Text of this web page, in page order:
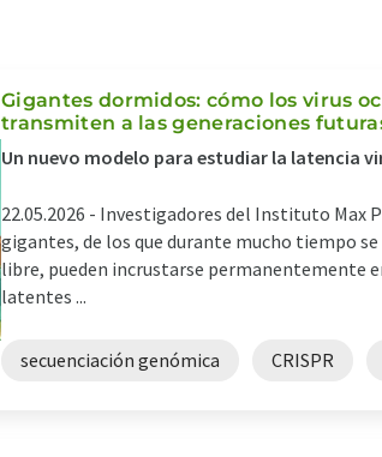
Gigantes dormidos: cómo los virus
transmiten a las generaciones
Un nuevo modelo para estudiar la latencia
22.05.2026 - Investigadores del Instituto Max
gigantes, de los que durante mucho tiempo
libre, pueden incrustarse permanentemente
latentes ...
secuenciación genómica CRISPR